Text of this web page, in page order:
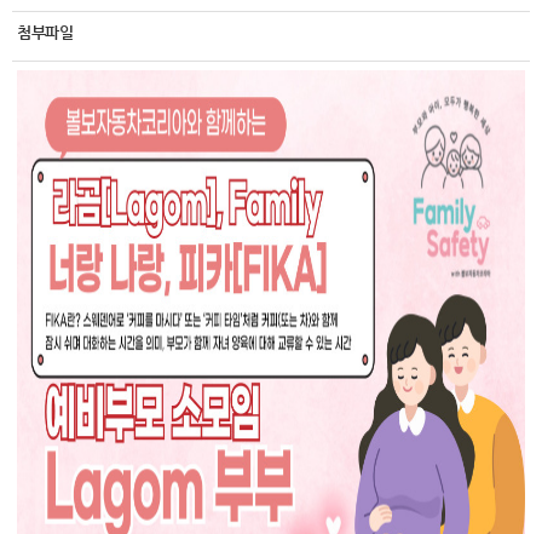
첨부파일